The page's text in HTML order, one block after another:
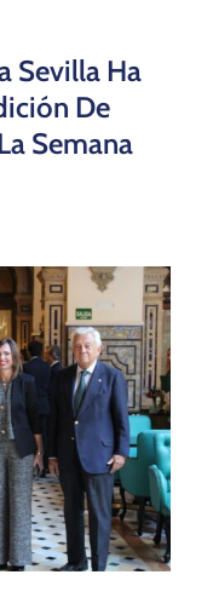
Sevilla Ha
De
Semana